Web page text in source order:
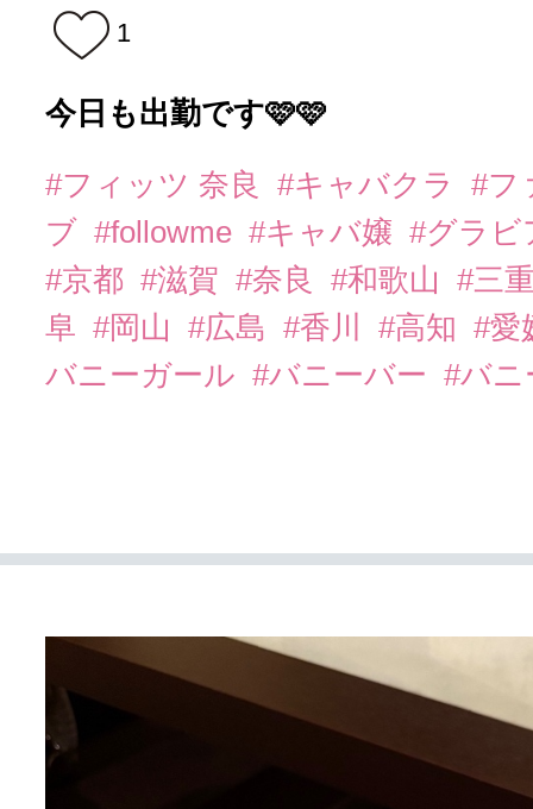
1
今日も出勤です🩷🩷
#フィッツ 奈良 #キャバクラ
#フ
ブ #followme #キャバ嬢 #グラ
#京都 #滋賀 #奈良 #和歌山
#三
阜 #岡山 #広島 #香川 #高知 #愛
バニーガール #バニーバー #バ